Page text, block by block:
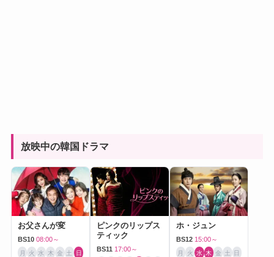
放映中の韓国ドラマ
お父さんが変
BS10 08:00～
月 火 水 木 金 土 日
ピンクのリップス
ティック
BS11 17:00～
ホ・ジュン
BS12 15:00～
月 火 水 木 金 土 日